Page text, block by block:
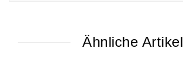
Ähnliche Artikel